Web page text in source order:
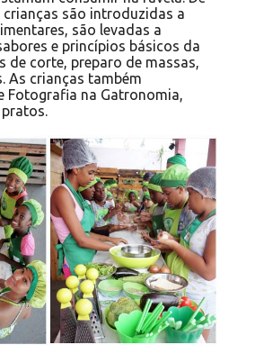
são introduzidas a
são levadas a
e princípios básicos da
de corte, preparo de massas,
As crianças também
Fotografia na Gatronomia,